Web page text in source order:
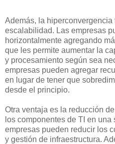
Además, la
escalabilidad. Las empresas
horizontalmente agregando
que les permite aumentar la
y procesamiento según sea
empresas pueden agregar
en lugar de tener que
desde el principio.
Otra ventaja es la reducción
los componentes de TI en
empresas pueden reducir los
y gestión de infraestructura.